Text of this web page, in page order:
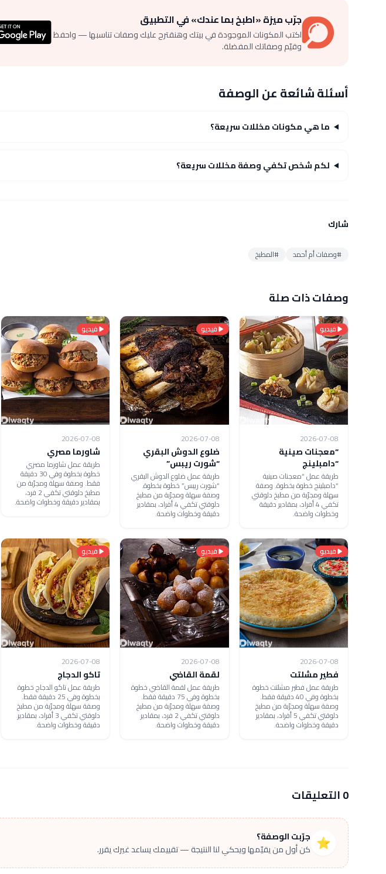
جرّب ميزة «اطبخ بما عندك» في التطبيق
اكتب المكونات الموجودة في بيتك وهنقترح عليك وصفات تناسبها — واحفظ
وقيّم وصفاتك المفضلة.
أسئلة شائعة عن الوصفة
ما هي مكونات مخللات سريعة؟
لكم شخص تكفي وصفة مخللات سريعة؟
شارك
#وصفات أم أحمد #المطبخ
وصفات ذات صلة
فيديو
2026-07-08
“معجنات صينية
“دامبلينج
طريقة عمل “معجنات صينية
“دامبلينج خطوة بخطوة. وصفة
سهلة ومجرّبة من مطبخ دلوقتي
تكفي 4 أفراد، بمقادير دقيقة
وخطوات واضحة.
فيديو
2026-07-08
ضلوع الدوش البقري
“شورت ريبس”
طريقة عمل ضلوع الدوش البقري
“شورت ريبس” خطوة بخطوة.
وصفة سهلة ومجرّبة من مطبخ
دلوقتي تكفي 4 أفراد، بمقادير
دقيقة وخطوات واضحة.
فيديو
2026-07-08
شاورما مصري
طريقة عمل شاورما مصري
خطوة بخطوة وفي 30 دقيقة
فقط. وصفة سهلة ومجرّبة من
مطبخ دلوقتي تكفي 2 فرد،
بمقادير دقيقة وخطوات واضحة.
فيديو
2026-07-08
فطير مشلتت
طريقة عمل فطير مشلتت خطوة
بخطوة وفي 40 دقيقة فقط.
وصفة سهلة ومجرّبة من مطبخ
دلوقتي تكفي 5 أفراد، بمقادير
دقيقة وخطوات واضحة.
فيديو
2026-07-08
لقمة القاضي
طريقة عمل لقمة القاضي خطوة
بخطوة وفي 75 دقيقة فقط.
وصفة سهلة ومجرّبة من مطبخ
دلوقتي تكفي 2 فرد، بمقادير
دقيقة وخطوات واضحة.
فيديو
2026-07-08
تاكو الدجاج
طريقة عمل تاكو الدجاج خطوة
بخطوة وفي 25 دقيقة فقط.
وصفة سهلة ومجرّبة من مطبخ
دلوقتي تكفي 3 أفراد، بمقادير
دقيقة وخطوات واضحة.
0 التعليقات
⭐ جرّبت الوصفة؟
كن أول من يقيّمها ويحكي لنا النتيجة — تقييمك يساعد غيرك يقرر.